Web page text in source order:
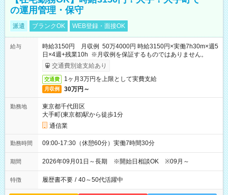
の運用管理・保守
派遣 ブランクOK WEB登録・面接OK
給与
時給3150円 月収例 50万4000円 時給3150円×実働7h30m×週5
日×4週+残業10h ※月収例を保証するものではありません。
交通費別途支給あり
交通費 1ヶ月3万円を上限として実費支給
月収例 30万円～
勤務地
東京都千代田区
大手町(東京都)駅から徒歩1分
通信業
勤務時間 09:00-17:30（休憩60分）実働7時間30分
期間 2026年09月01日～長期 ※開始日相談OK ※09月～
特徴 履歴書不要 / 40～50代活躍中